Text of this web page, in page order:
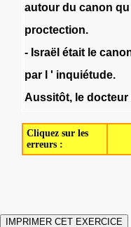
autour du canon qu
proctection.
- Israël était le
par
' inquiétude.
Aussitôt, le docteur
Cliquez sur les
erreurs :